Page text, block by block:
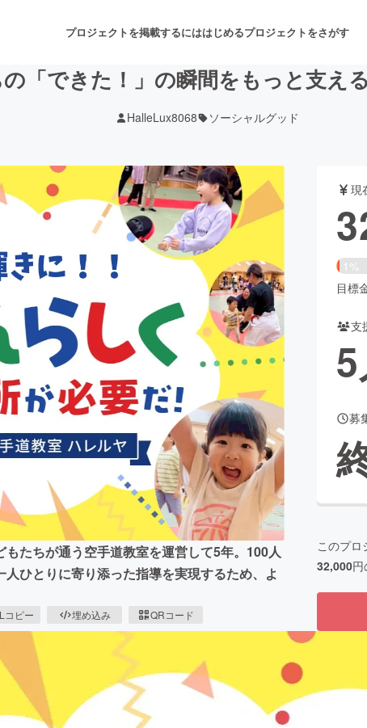
プロジェクトを掲載するにははじめるプロジェクトをさがす
音楽 舞台・パフォーマン
ゲーム・サービス開発
アニメ・漫画
チャレンジ ビューティー・ヘル
CAMPFIRE for Social GoodCAMPFIRE Creation
CAMPFIREふるさと納税machi-yaコミュニティ
「できた！」の瞬間をもっと支え
HalleLux8068 ソーシャルグッド
たちが通う空手道教室を運営して5年。100人
ひとりに寄り添った指導を実現するため、よ
コピー 埋め込み QRコード
現
1%
目標
支
5
募
このプロ
32,000円